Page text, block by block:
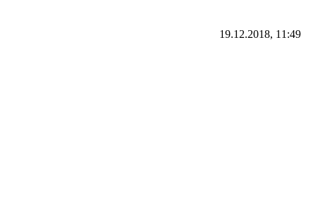
19.12.2018, 11:49